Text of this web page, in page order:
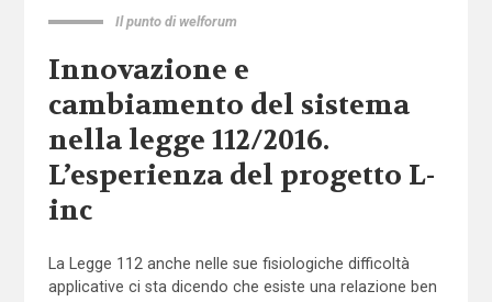
Il punto di welforum
Innovazione e
cambiamento del sistema
nella legge 112/2016.
L’esperienza del progetto L-
inc
La Legge 112 anche nelle sue fisiologiche difficoltà
applicative ci sta dicendo che esiste una relazione ben